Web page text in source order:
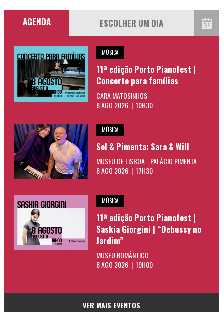
AGENDA
MÚSICA
11ª edição Porto Pianofest |
Concerto para famílias
CARA MATOSINHOS
8 AGO 2026 | 10H30
MÚSICA
Sol & Pimenta: Sara & Will
MUSEU DE LISBOA - PALÁCIO PIMENTA
8 AGO 2026 | 17H30
MÚSICA
11ª edição Porto Pianofest |
Saskia Giorgini | “Debussy no
Jardim”
MUSEU ROMÂNTICO
8 AGO 2026 | 19H00
VER MAIS EVENTOS